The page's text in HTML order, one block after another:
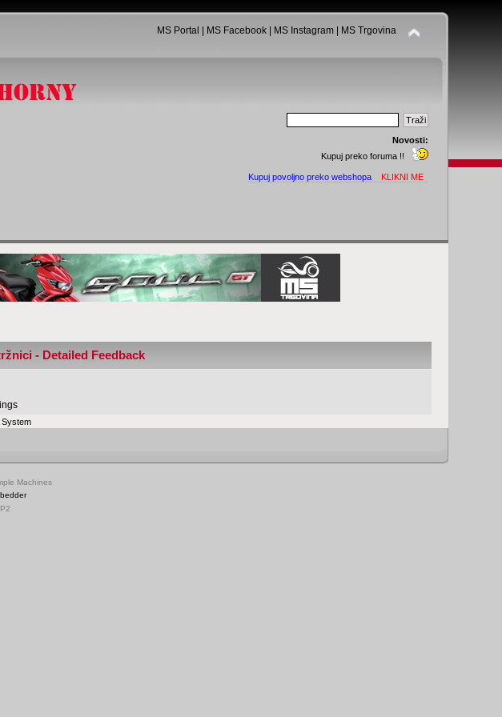
MS Portal MS Facebook| MS Instagram| MS Trgovina
Novosti:
Kupuj preko foruma !!
Kupuj povoljno preko webshopa KLIKNI ME
- Detailed Feedback
Machines